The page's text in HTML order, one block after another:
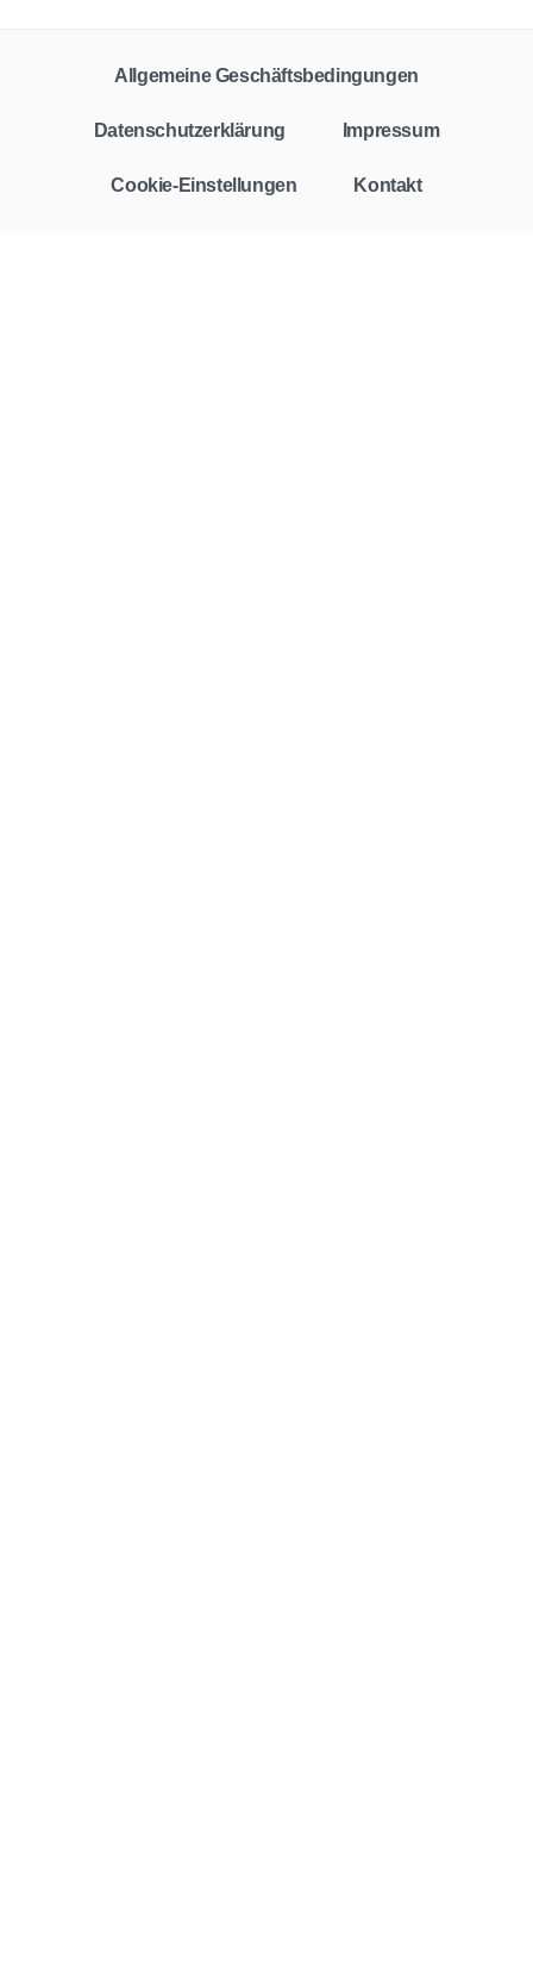
Allgemeine Geschäftsbedingungen
Datenschutzerklärung Impressum
Cookie-Einstellungen Kontakt